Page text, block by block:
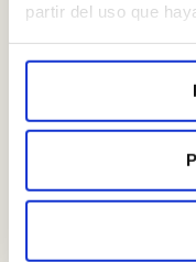
partir del uso que